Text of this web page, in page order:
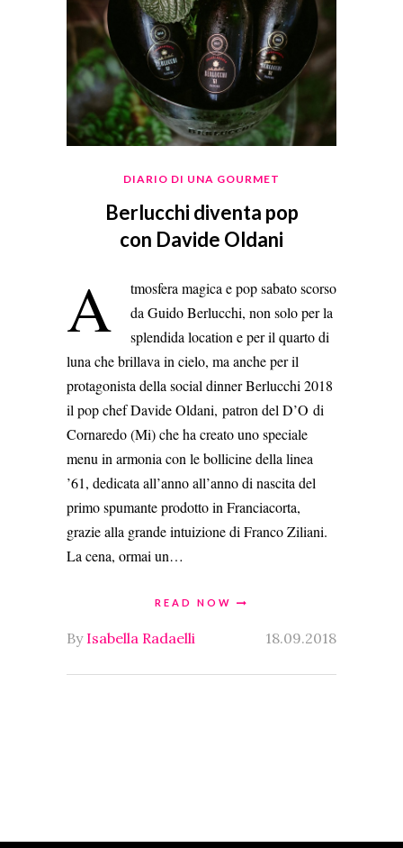
DIARIO DI UNA GOURMET
Berlucchi diventa pop
con Davide Oldani
A
tmosfera magica e pop sabato scorso
da Guido Berlucchi, non solo per la
splendida location e per il quarto di
luna che brillava in cielo, ma anche per il
protagonista della social dinner Berlucchi 2018
il pop chef Davide Oldani, patron del D’O di
Cornaredo (Mi) che ha creato uno speciale
menu in armonia con le bollicine della linea
’61, dedicata all’anno all’anno di nascita del
primo spumante prodotto in Franciacorta,
grazie alla grande intuizione di Franco Ziliani.
La cena, ormai un…
READ NOW
By Isabella Radaelli 18.09.2018